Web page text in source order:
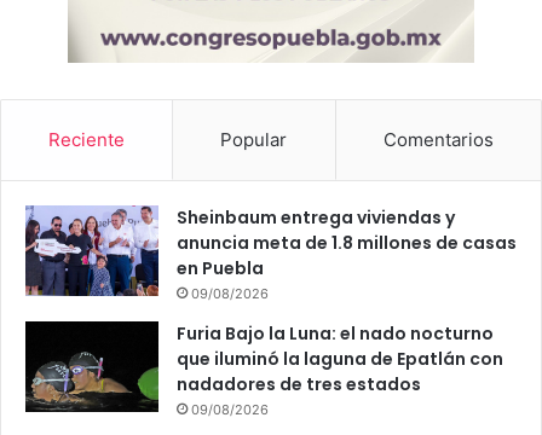
Reciente Popular Comentarios
Sheinbaum entrega viviendas y
anuncia meta de 1.8 millones de casas
en Puebla
09/08/2026
Furia Bajo la Luna: el nado nocturno
que iluminó la laguna de Epatlán con
nadadores de tres estados
09/08/2026